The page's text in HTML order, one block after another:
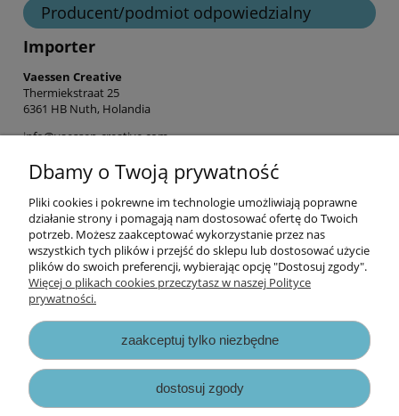
Producent/podmiot odpowiedzialny
Importer
Vaessen Creative
Thermiekstraat 25
6361 HB Nuth, Holandia
info@vaessen-creative.com
Informacje
Opłaty i koszty dostawy
Zapisy prawne
Dbamy o Twoją prywatność
Pliki cookies i pokrewne im technologie umożliwiają poprawne
działanie strony i pomagają nam dostosować ofertę do Twoich
potrzeb. Możesz zaakceptować wykorzystanie przez nas
wszystkich tych plików i przejść do sklepu lub dostosować użycie
plików do swoich preferencji, wybierając opcję "Dostosuj zgody".
Więcej o plikach cookies przeczytasz w naszej Polityce
prywatności.
zaakceptuj tylko niezbędne
dostosuj zgody